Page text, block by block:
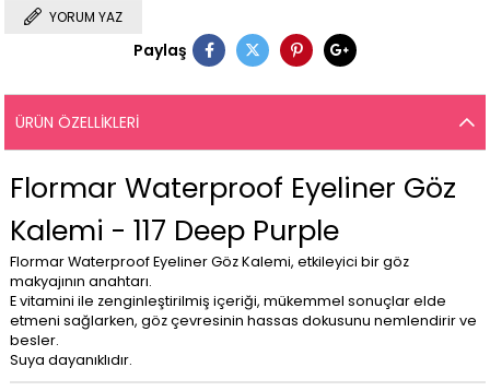
YORUM YAZ
Paylaş
ÜRÜN ÖZELLIKLERI
Flormar Waterproof Eyeliner Göz
Kalemi - 117 Deep Purple
Flormar Waterproof Eyeliner Göz Kalemi, etkileyici bir göz
makyajının anahtarı.
E vitamini ile zenginleştirilmiş içeriği, mükemmel sonuçlar elde
etmeni sağlarken, göz çevresinin hassas dokusunu nemlendirir ve
besler.
Suya dayanıklıdır.